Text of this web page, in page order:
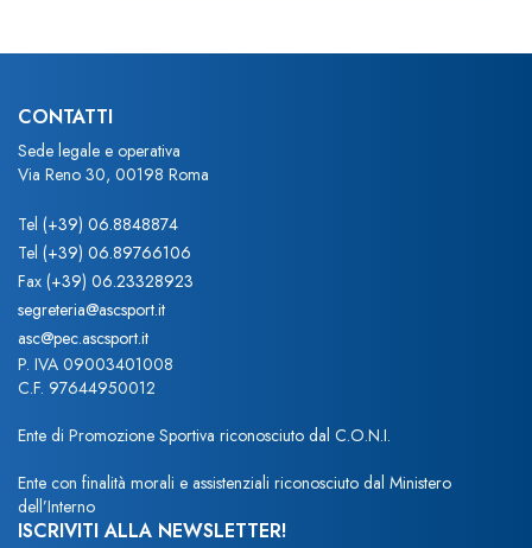
CONTATTI
Sede legale e operativa
Via Reno 30, 00198 Roma
Tel (+39) 06.8848874
Tel (+39) 06.89766106
Fax (+39) 06.23328923
segreteria@ascsport.it
asc@pec.ascsport.it
P. IVA 09003401008
C.F. 97644950012
Ente di Promozione Sportiva riconosciuto dal C.O.N.I.
Ente con finalità morali e assistenziali riconosciuto dal Ministero
dell’Interno
ISCRIVITI ALLA NEWSLETTER!